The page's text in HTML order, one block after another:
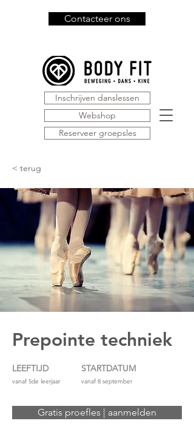
Inschrijven danslessen
Webshop
Reserveer groepsles
Contacteer ons
< terug
Prepointe techniek
LEEFTIJD
vanaf 5de leerjaar
STARTDATUM
vanaf 8 september
Gratis proefles | aanmelden